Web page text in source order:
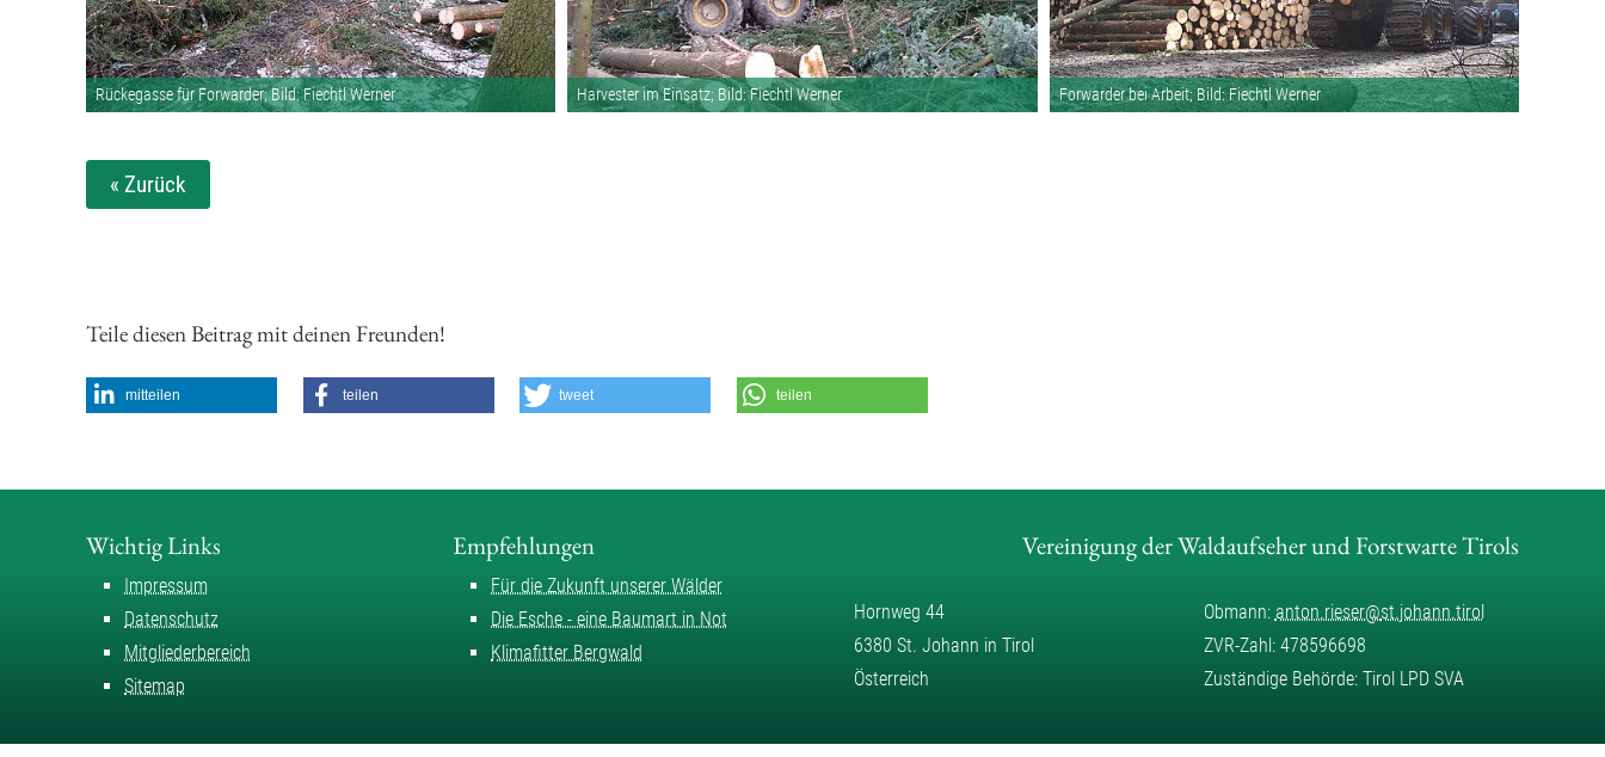
Rückegasse für Forwarder; Bild: Fiechtl Werner Harvester im Einsatz; Bild: Fiechtl Werner Forwarder bei Arbeit; Bild: Fiechtl Werner
« Zurück
Teile diesen Beitrag mit deinen Freunden!
mitteilen teilen tweet teilen
Wichtig Links
Impressum
Datenschutz
Mitgliederbereich
Sitemap
Empfehlungen
Für die Zukunft unserer Wälder
Die Esche - eine Baumart in Not
Klimafitter Bergwald
Vereinigung der Waldaufseher und Forstwarte Tirols
Hornweg 44
6380 St. Johann in Tirol
Österreich
Obmann: anton.rieser@st.johann.tirol
ZVR-Zahl: 478596698
Zuständige Behörde: Tirol LPD SVA